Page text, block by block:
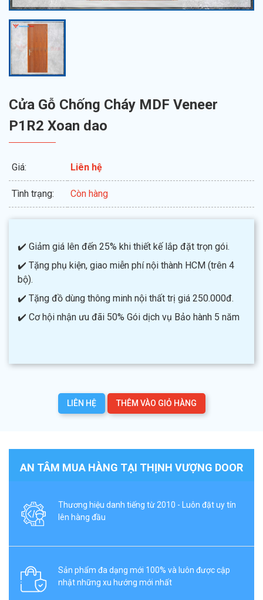
Cửa Gỗ Chống Cháy MDF Veneer
P1R2 Xoan dao
Giá: Liên hệ
Tình trạng: Còn hàng
✔️ Giảm giá lên đến 25% khi thiết kế lắp đặt trọn gói.
✔️ Tặng phụ kiện, giao miễn phí nội thành HCM (trên 4
bộ).
✔️ Tặng đồ dùng thông minh nội thất trị giá 250.000đ.
✔️ Cơ hội nhận ưu đãi 50% Gói dịch vụ Bảo hành 5 năm
LIÊN HỆ THÊM VÀO GIỎ HÀNG
AN TÂM MUA HÀNG TẠI THỊNH VƯỢNG DOOR
Thương hiệu danh tiếng từ 2010 - Luôn đặt uy tín
lên hàng đầu
Sản phẩm đa dạng mới 100% và luôn được cập
nhật những xu hướng mới nhất